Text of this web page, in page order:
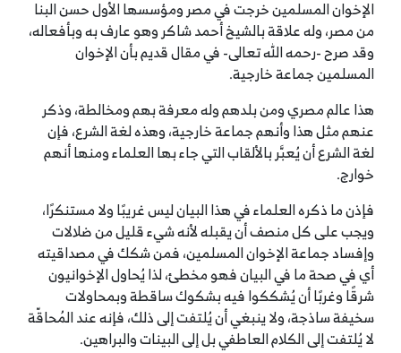
الإخوان المسلمين خرجت في مصر ومؤسسها الأول حسن البنا
من مصر، وله علاقة بالشيخ أحمد شاكر وهو عارف به وبأفعاله،
وقد صرح -رحمه الله تعالى- في مقال قديم بأن الإخوان
المسلمين جماعة خارجية.
هذا عالم مصري ومن بلدهم وله معرفة بهم ومخالطة، وذكر
عنهم مثل هذا وأنهم جماعة خارجية، وهذه لغة الشرع، فإن
لغة الشرع أن يُعبَّر بالألقاب التي جاء بها العلماء ومنها أنهم
خوارج.
فإذن ما ذكره العلماء في هذا البيان ليس غريبًا ولا مستنكرًا،
ويجب على كل منصف أن يقبله لأنه شيء قليل من ضلالات
وإفساد جماعة الإخوان المسلمين، فمن شكك في مصداقيته
أي في صحة ما في البيان فهو مخطئ، لذا يُحاول الإخوانيون
شرقًا وغربًا أن يُشككوا فيه بشكوك ساقطة وبمحاولات
سخيفة ساذجة، ولا ينبغي أن يُلتفت إلى ذلك، فإنه عند المُحاقّة
لا يُلتفت إلى الكلام العاطفي بل إلى البينات والبراهين.